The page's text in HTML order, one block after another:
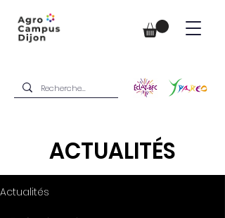
ACTUALITÉS
Actualités